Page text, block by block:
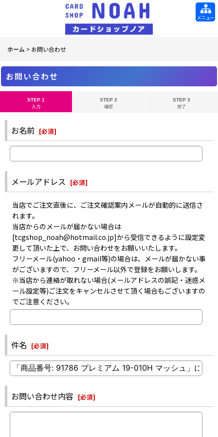
メニュー
ホーム > お問い合わせ
お問い合わせ
STEP 1
入力
STEP 2
確認
STEP 3
完了
お名前 [必須]
メールアドレス [必須]
当店でご注文直後に、ご注文確認案内メールが自動的に送信さ
れます。
当店からのメールが届かない場合は
[tcgshop_noah@hotmail.co.jp]から受信できるように設定変
更して頂いた上で、お問い合わせをお願いいたします。
フリーメール(yahoo・gmail等)の場合は、メールが届かない事
がございますので、フリーメール以外で登録をお願いします。
※当店から連絡が取れない場合(メールアドレスの誤記・迷惑メ
ール設定等)ご注文をキャンセルさせて頂く場合もございますの
でご注意ください。
件名 [必須]
お問い合わせ内容 [必須]